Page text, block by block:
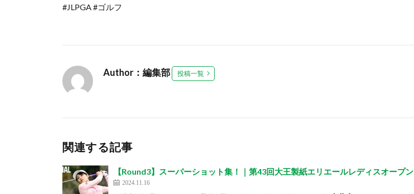
#JLPGA #ゴルフ
Author：編集部 投稿一覧
関連する記事
【Round3】スーパーショット集！｜第43回大王製紙エリエールレディスオープン
2024.11.16